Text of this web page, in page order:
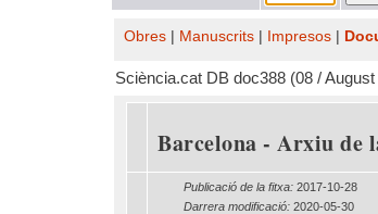
Obres Manuscrits Impresos
Sciència.cat DB doc388 (08 / August
Barcelona - Arxiu de
Publicació de la fitxa: 2017-10-28
Darrera modificació: 2020-05-30